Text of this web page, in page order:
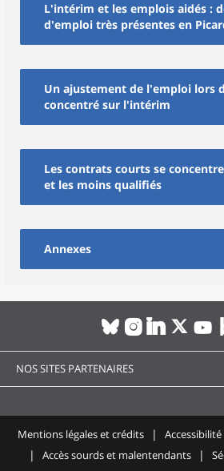
L'intérim et les emplois aidés :
d'emploi très présentes en
Un ajustement de l'emploi lors
concentré sur l'intérim
Les contrats courts se
et les moins qualifiés
Annexes
NOS SITES PARTENAIRES
Mentions légales et crédits
Accès sourds et malentendants